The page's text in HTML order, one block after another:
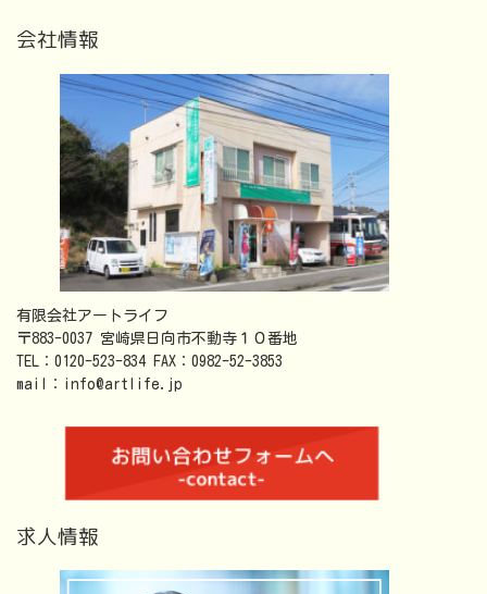
会社情報
有限会社アートライフ
〒883-0037 宮崎県日向市不動寺１０番地
TEL：0120-523-834 FAX：0982-52-3853
mail：info@artlife.jp
求人情報